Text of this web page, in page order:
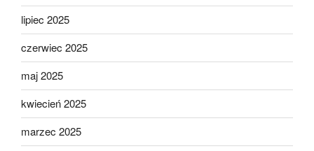
lipiec 2025
czerwiec 2025
maj 2025
kwiecień 2025
marzec 2025